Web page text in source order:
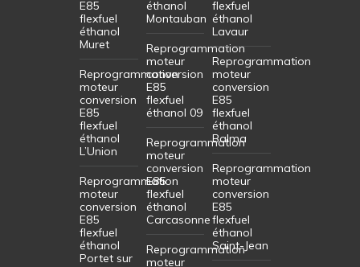
E85
flexfuel
éthanol
Muret
Reprogrammation
moteur
conversion
E85
flexfuel
éthanol
L’Union
Reprogrammation
moteur
conversion
E85
flexfuel
éthanol
Portet sur
éthanol
Montauban
Reprogrammation
moteur
conversion
E85
flexfuel
éthanol 09
Reprogrammation
moteur
conversion
E85
flexfuel
éthanol
Carcasonne
Reprogrammation
moteur
flexfuel
éthanol
Lavaur
Reprogrammation
moteur
conversion
E85
flexfuel
éthanol
Balma
Reprogrammation
moteur
conversion
E85
flexfuel
éthanol
Saint-Jean